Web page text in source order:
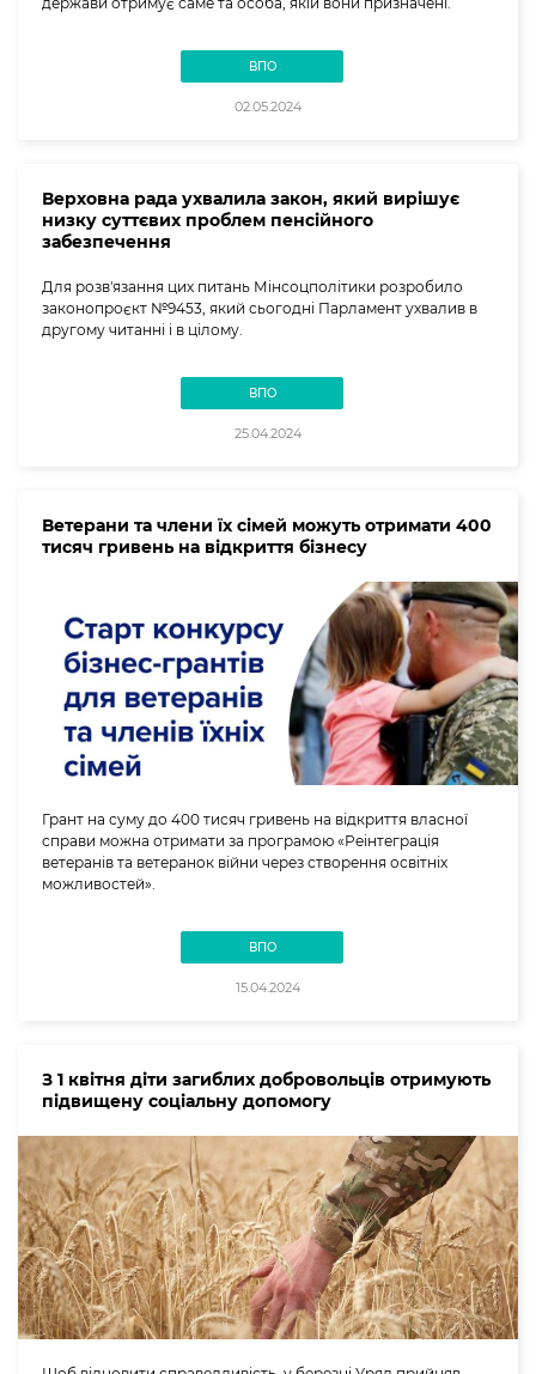
ВПО
02.05.2024
Верховна рада ухвалила закон, який вирішує
низку суттєвих проблем пенсійного
забезпечення
Для розв'язання цих питань Мінсоцполітики розробило
законопроєкт №9453, який сьогодні Парламент ухвалив в
другому читанні і в цілому.
ВПО
25.04.2024
Ветерани та члени їх сімей можуть отримати 400
тисяч гривень на відкриття бізнесу
Грант на суму до 400 тисяч гривень на відкриття власної
справи можна отримати за програмою «Реінтеграція
ветеранів та ветеранок війни через створення освітніх
можливостей».
ВПО
15.04.2024
З 1 квітня діти загиблих добровольців отримують
підвищену соціальну допомогу